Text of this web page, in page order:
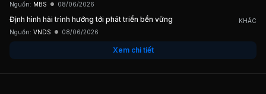
Nguồn: MBS 08/06/2026
Định hình hải trình hướng tới phát triển bền vững
Nguồn: VNDS 08/06/2026
KHÁC
Xem chi tiết